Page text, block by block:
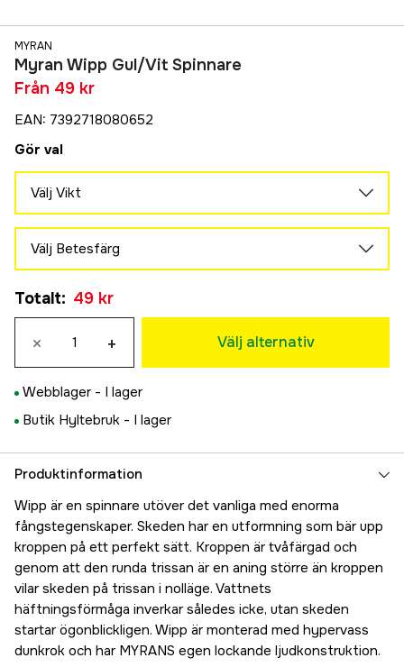
MYRAN
Myran Wipp Gul/Vit Spinnare
Från 49 kr
EAN: 7392718080652
Gör val
Välj Vikt
10 g
75 kr
3 g
5 g
7 g
69 kr
15 g
20 g
89 kr
Välj Betesfärg
75 kr
Browntrout Koppar
75 kr
69 kr
69 kr
69 kr
69 kr
Totalt: 49 kr
× + Välj alternativ
Webblager - I lager
Butik Hyltebruk - I lager
Produktinformation
Wipp är en spinnare utöver det vanliga med enorma
fångstegenskaper. Skeden har en utformning som bär upp
kroppen på ett perfekt sätt. Kroppen är tvåfärgad och
genom att den runda trissan är en aning större än kroppen
vilar skeden på trissan i nolläge. Vattnets
häftningsförmåga inverkar således icke, utan skeden
startar ögonblickligen. Wipp är monterad med hypervass
dunkrok och har MYRANS egen lockande ljudkonstruktion.